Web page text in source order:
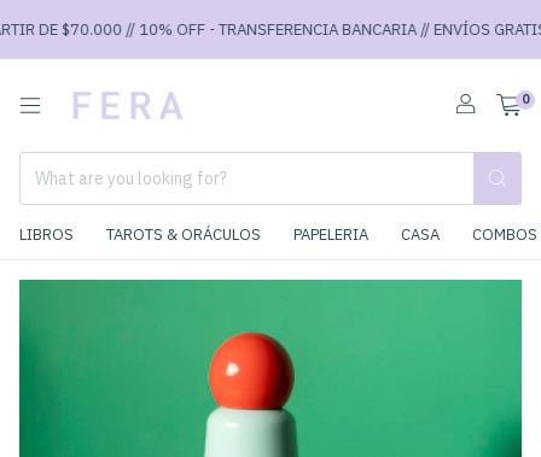
DE $70.000 // 10% OFF - TRANSFERENCIA BANCARIA // ENVÍOS
0
LIBROS TAROTS & ORÁCULOS PAPELERIA CASA